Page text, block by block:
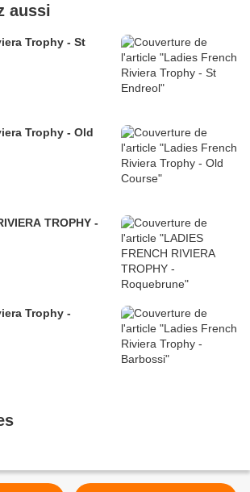
aussi
Trophy - St
Trophy - Old
TROPHY -
Trophy -